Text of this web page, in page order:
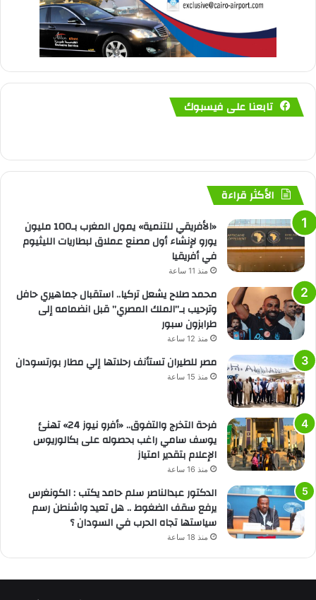
تابعنا على فيسبوك
الأكثر قراءة
«الأفريقي للتنمية» يمول المغرب بـ100 مليون
يورو لإنشاء أول مصنع عملاق لبطاريات الليثيوم
في أفريقيا
منذ 11 ساعة
محمد صلاح يشعل تركيا.. استقبال جماهيري حافل
وترحيب بـ”الملك المصري” قبل انضمامه إلى
طرابزون سبور
منذ 12 ساعة
مصر للطيران تستأنف رحلاتها إلي مطار بورتسودان
منذ 15 ساعة
فرحة التخرج والتفوق.. «أفرو نيوز 24» تهنئ
يوسف سامي راغب بحصوله على بكالوريوس
الإعلام بتقدير امتياز
منذ 16 ساعة
الدكتور عبدالناصر سلم حامد يكتب : الكونغرس
يرفع سقف الضغوط .. هل تعيد واشنطن رسم
سياستها تجاه الحرب في السودان ؟
منذ 18 ساعة